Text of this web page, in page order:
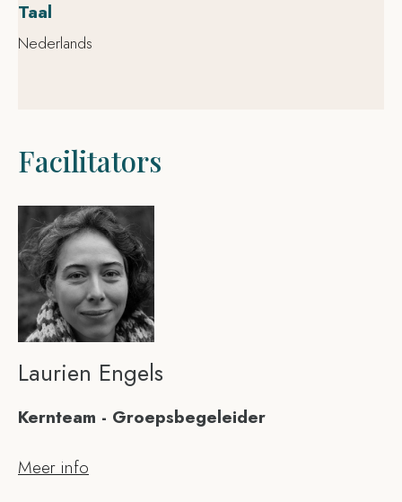
Taal
Nederlands
Facilitators
Laurien Engels
Kernteam - Groepsbegeleider
Meer info